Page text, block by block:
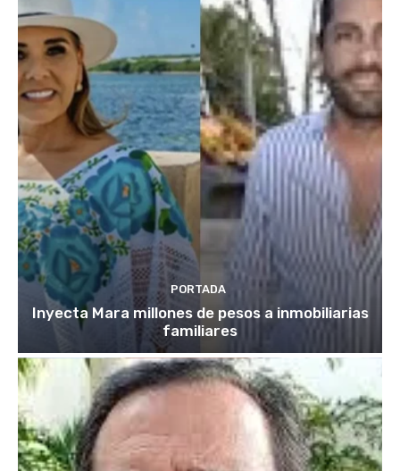
PORTADA
Inyecta Mara millones de pesos a inmobiliarias
familiares